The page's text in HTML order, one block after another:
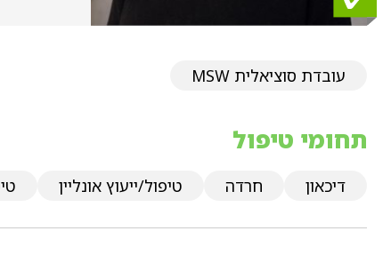
עובדת סוציאלית MSW
תחומי טיפול
דיכאון חרדה טיפול/ייעוץ אונליין